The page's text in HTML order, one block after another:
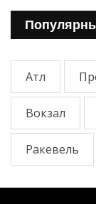
Атл
Вокзал
Ракевель